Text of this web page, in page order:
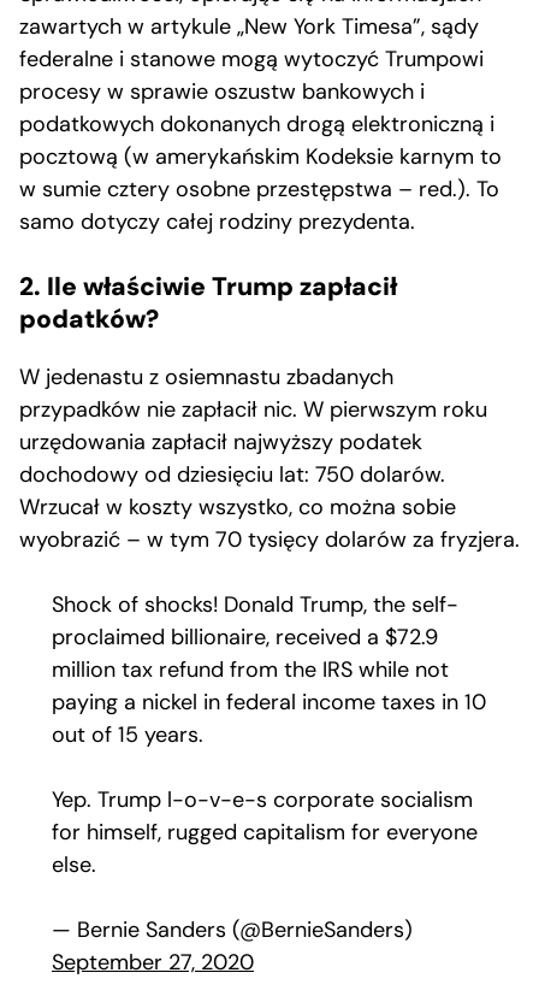
zawartych w artykule „New York Timesa”, sądy
federalne i stanowe mogą wytoczyć Trumpowi
procesy w sprawie oszustw bankowych i
podatkowych dokonanych drogą elektroniczną i
pocztową (w amerykańskim Kodeksie karnym to
w sumie cztery osobne przestępstwa – red.). To
samo dotyczy całej rodziny prezydenta.
2. Ile właściwie Trump zapłacił
podatków?
W jedenastu z osiemnastu zbadanych
przypadków nie zapłacił nic. W pierwszym roku
urzędowania zapłacił najwyższy podatek
dochodowy od dziesięciu lat: 750 dolarów.
Wrzucał w koszty wszystko, co można sobie
wyobrazić – w tym 70 tysięcy dolarów za fryzjera.
Shock of shocks! Donald Trump, the self-
proclaimed billionaire, received a $72.9
million tax refund from the IRS while not
paying a nickel in federal income taxes in 10
out of 15 years.
Yep. Trump l-o-v-e-s corporate socialism
for himself, rugged capitalism for everyone
else.
— Bernie Sanders (@BernieSanders)
September 27, 2020